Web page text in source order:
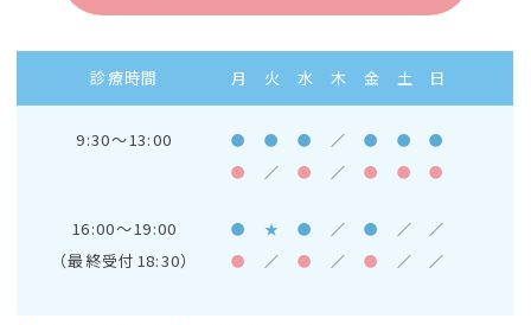
診療時間 月 火 水 木 金 土 日
9:30～13:00 ● ● ● ／ ● ●
●
●
／ ● ／ ● ● ●
16:00～19:00 ● ★ ● ／ ● ／ ／
（最終受付18:30） ● ／ ● ／ ● ／ ／